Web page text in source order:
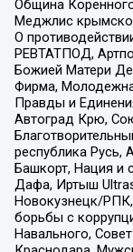
Община
Меджлис
О
РЕВТАТПОД,
Божией Матери
Фирма,
Правды и
Автоград Крю,
республика Русь,
Башкорт, Нация и
Дафа, Иртыш
Новокузнецк/
борьбы с
Навального,